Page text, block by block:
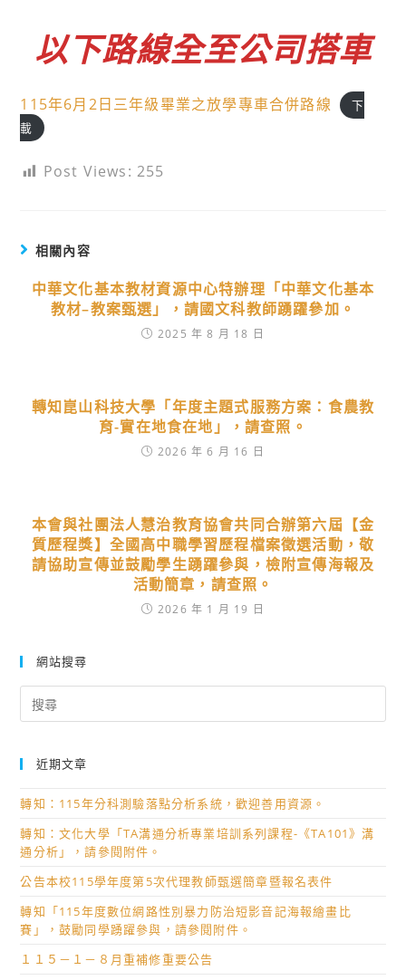
以下路線全至公司搭車
115年6月2日三年級畢業之放學專車合併路線
下
載
Post Views: 255
相關內容
中華文化基本教材資源中心特辦理「中華文化基本
教材–教案甄選」，請國文科教師踴躍參加。
2025 年 8 月 18 日
轉知崑山科技大學「年度主題式服務方案：食農教
育-實在地食在地」，請查照。
2026 年 6 月 16 日
本會與社團法人慧治教育協會共同合辦第六屆【金
質歷程獎】全國高中職學習歷程檔案徵選活動，敬
請協助宣傳並鼓勵學生踴躍參與，檢附宣傳海報及
活動簡章，請查照。
2026 年 1 月 19 日
網站搜尋
for:
近期文章
轉知：115年分科測驗落點分析系統，歡迎善用資源。
轉知：文化大學「TA溝通分析專業培訓系列課程-《TA101》溝
通分析」，請參閱附件。
公告本校115學年度第5次代理教師甄選簡章暨報名表件
轉知「115年度數位網路性別暴力防治短影音記海報繪畫比
賽」，鼓勵同學踴躍參與，請參閱附件。
１１５－１－８月重補修重要公告